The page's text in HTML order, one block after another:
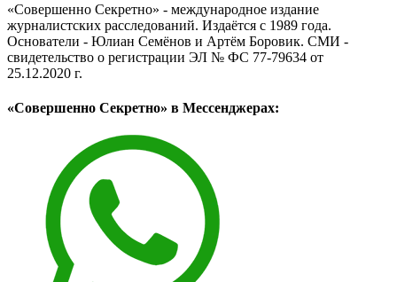
«Совершенно Секретно» - международное издание
журналистских расследований. Издаётся с 1989 года.
Основатели - Юлиан Семёнов и Артём Боровик. CМИ -
свидетельство о регистрации ЭЛ № ФС 77-79634 от
25.12.2020 г.
«Совершенно Секретно» в Мессенджерах: